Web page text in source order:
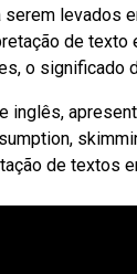
levados
de texto
o significado
inglês,
de textos